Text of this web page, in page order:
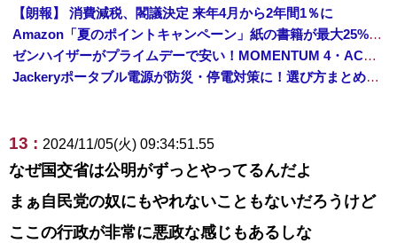
【朗報】 消費減税、閣議決定 来年4月から2年間1％に
Amazon「夏のポイントキャンペーン」紙の書籍が最大25%ポイント還元 対象と条件を整理（2026年7月）
ゼンハイザーがプライムデーで安い！MOMENTUM 4・ACCENTUMなど対象モデルまとめ！
Jackeryポータブル電源が防災・停電対策に！選び方まとめ【プライムデー最終日】
13 : 2024/11/05(火) 09:34:51.55
なぜ国交省は公明がずっとやってるんだよ
まぁ自民党の奴にもやれないこともないだろうけど
ここの行政が非常に悪政な感じもあるしな